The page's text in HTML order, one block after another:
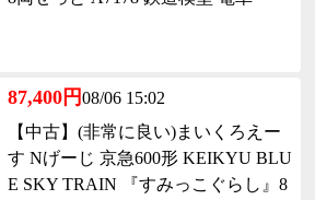
87,400円08/06 15:02
【中古】(非常に良い)まいくろえー
す Nげーじ 京急600形 KEIKYU BLU
E SKY TRAIN 『すみっこぐらし』8